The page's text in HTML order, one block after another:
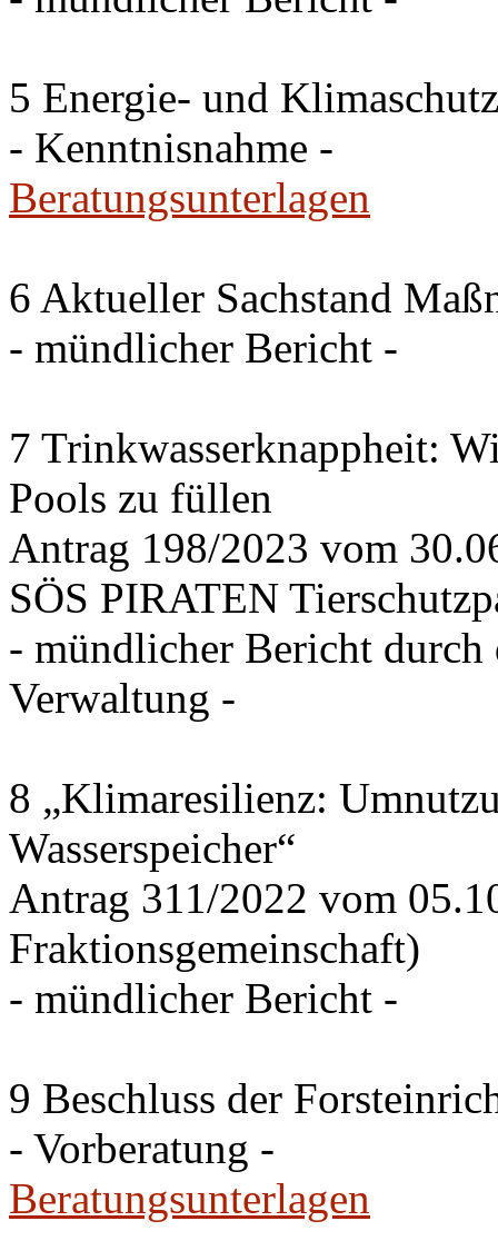
5 Energie- und
- Kenntnisnahme -
Beratungsunterlagen
6 Aktueller Sachstand
- mündlicher Bericht -
7 Trinkwasserknappheit:
Pools zu füllen
Antrag 198/2023 vom
SÖS PIRATEN
- mündlicher Bericht
Verwaltung -
8 „Klimaresilienz:
Wasserspeicher“
Antrag 311/2022 vom
Fraktionsgemeinschaft)
- mündlicher Bericht -
9 Beschluss der
- Vorberatung -
Beratungsunterlagen